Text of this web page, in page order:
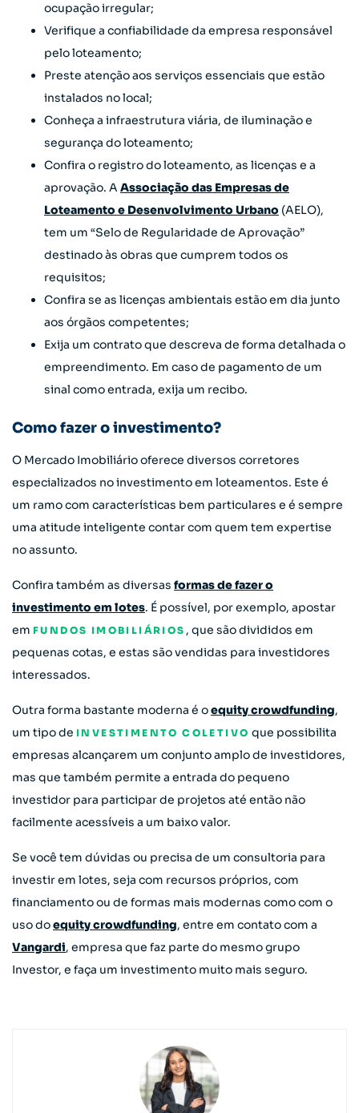
ocupação irregular;
Verifique a confiabilidade da empresa responsável
pelo loteamento;
Preste atenção aos serviços essenciais que estão
instalados no local;
Conheça a infraestrutura viária, de iluminação e
segurança do loteamento;
Confira o registro do loteamento, as licenças e a
aprovação. A Associação das Empresas de
Loteamento e Desenvolvimento Urbano (AELO),
tem um “Selo de Regularidade de Aprovação”
destinado às obras que cumprem todos os
requisitos;
Confira se as licenças ambientais estão em dia junto
aos órgãos competentes;
Exija um contrato que descreva de forma detalhada o
empreendimento. Em caso de pagamento de um
sinal como entrada, exija um recibo.
Como fazer o investimento?
O Mercado Imobiliário oferece diversos corretores
especializados no investimento em loteamentos. Este é
um ramo com características bem particulares e é sempre
uma atitude inteligente contar com quem tem expertise
no assunto.
Confira também as diversas formas de fazer o
investimento em lotes. É possível, por exemplo, apostar
em FUNDOS IMOBILIÁRIOS , que são divididos em
pequenas cotas, e estas são vendidas para investidores
interessados.
Outra forma bastante moderna é oequity crowdfunding,
um tipo de INVESTIMENTO COLETIVO que possibilita
empresas alcançarem um conjunto amplo de investidores,
mas que também permite a entrada do pequeno
investidor para participar de projetos até então não
facilmente acessíveis a um baixo valor.
Se você tem dúvidas ou precisa de um consultoria para
investir em lotes, seja com recursos próprios, com
financiamento ou de formas mais modernas como com o
uso doequity crowdfunding, entre em contato com a
Vangardi, empresa que faz parte do mesmo grupo
Investor, e faça um investimento muito mais seguro.